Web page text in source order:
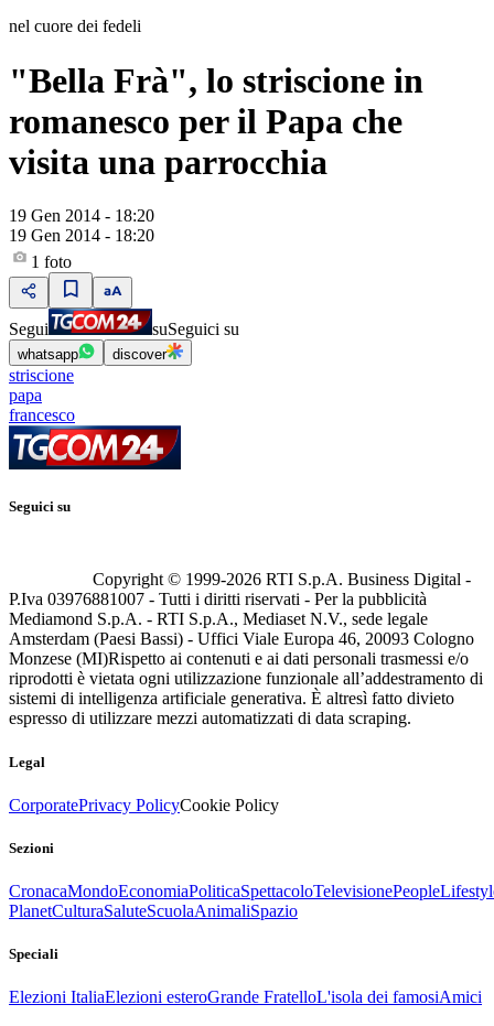
nel cuore dei fedeli
"Bella Frà", lo striscione in
romanesco per il Papa che
visita una parrocchia
19 Gen 2014 - 18:20
19 Gen 2014 - 18:20
1 foto
Segui suSeguici su
whatsapp discover
striscione
papa
francesco
Seguici su
Copyright © 1999-2026 RTI S.p.A. Business Digital -
P.Iva 03976881007 - Tutti i diritti riservati - Per la pubblicità
Mediamond S.p.A. - RTI S.p.A., Mediaset N.V., sede legale
Amsterdam (Paesi Bassi) - Uffici Viale Europa 46, 20093 Cologno
Monzese (MI)Rispetto ai contenuti e ai dati personali trasmessi e/o
riprodotti è vietata ogni utilizzazione funzionale all’addestramento di
sistemi di intelligenza artificiale generativa. È altresì fatto divieto
espresso di utilizzare mezzi automatizzati di data scraping.
Legal
CorporatePrivacy PolicyCookie Policy
Sezioni
CronacaMondoEconomiaPoliticaSpettacoloTelevisionePeople
PlanetCulturaSaluteScuolaAnimaliSpazio
Speciali
Elezioni ItaliaElezioni esteroGrande FratelloL'isola dei famosiAmici